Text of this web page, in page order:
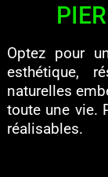
Optez pour
esthétique,
naturelles
toute une vie.
réalisables.